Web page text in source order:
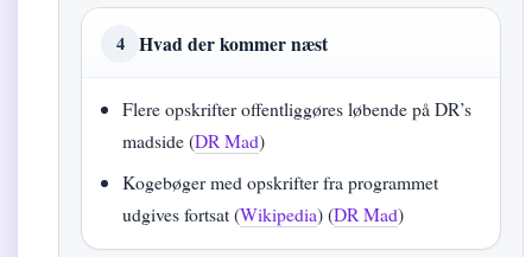
4 Hvad der kommer næst
Flere opskrifter offentliggøres løbende på DR’s
madside (DR Mad)
Kogebøger med opskrifter fra programmet
udgives fortsat (Wikipedia) (DR Mad)